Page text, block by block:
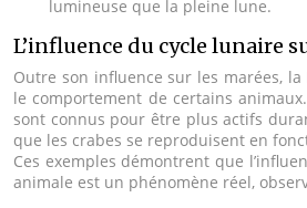
lumineuse que la pleine lune.
L’influence du cycle lunaire
Outre son influence sur les marées,
le comportement de certains
sont connus pour être plus actifs
que les crabes se reproduisent en
Ces exemples démontrent que
animale est un phénomène réel,